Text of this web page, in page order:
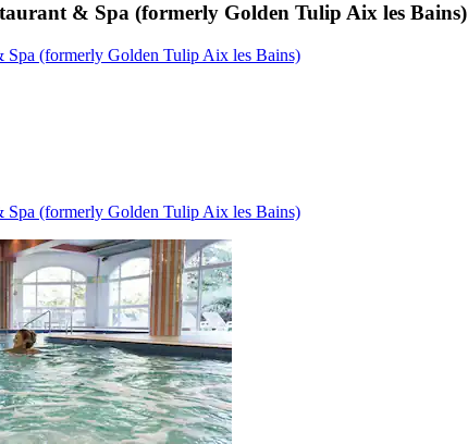
& Spa (formerly Golden Tulip Aix les Bains)
Spa (formerly Golden Tulip Aix les Bains)
Spa (formerly Golden Tulip Aix les Bains)